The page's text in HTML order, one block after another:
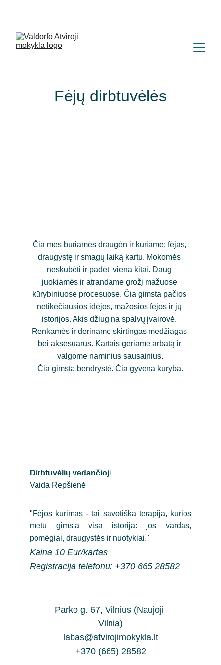
Čia mes buriamės draugėn ir kuriame: fėjas,
draugystę ir smagų laiką kartu. Mokomės
neskubėti ir padėti viena kitai. Daug
juokiamės ir atrandame grožį mažuose
kūrybiniuose procesuose. Čia gimsta pačios
netikėčiausios idėjos, mažosios fėjos ir jų
istorijos. Akis džiugina spalvų įvairovė.
Renkamės ir deriname skirtingas medžiagas
bei aksesuarus. Kartais geriame arbatą ir
valgome naminius sausainius.
Čia gimsta bendrystė. Čia gyvena kūryba.
Fėjų dirbtuvėlės
Dirbtuvėlių vedančioji
Vaida Repšienė
"Fėjos kūrimas - tai savotiška terapija, kurios
metu gimsta visa istorija: jos vardas,
pomėgiai, draugystės ir nuotykiai."
Kaina 10 Eur/kartas
Registracija telefonu: +370 665 28582
Parko g. 67, Vilnius (Naujoji
Vilnia)
labas@atvirojimokykla.lt
+370 (665) 28582